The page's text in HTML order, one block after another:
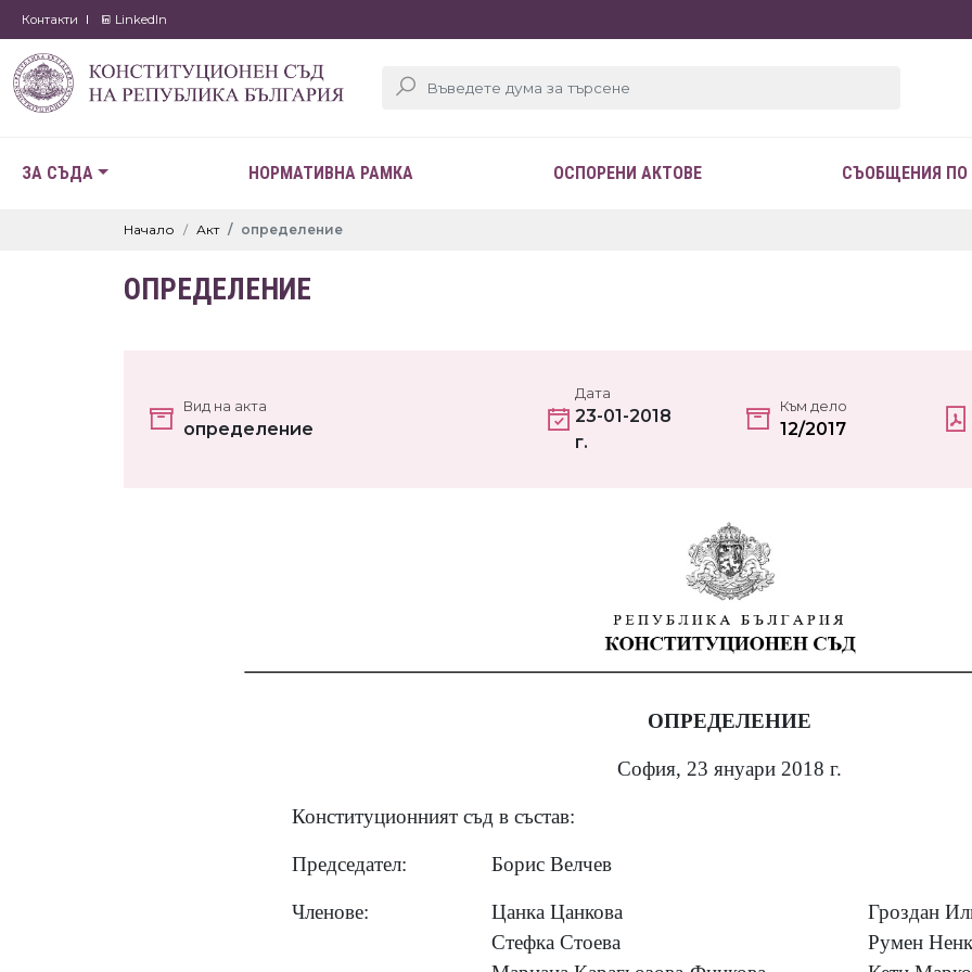
Контакти LinkedIn
ЗА СЪДА НОРМАТИВНА РАМКА ОСПОРЕНИ АКТОВЕ СЪОБЩЕНИЯ ПО
Начало Акт определение
ОПРЕДЕЛЕНИЕ
Вид на акта
определение
Дата
23-01-2018
г.
Към дело
12/2017
ОПРЕДЕЛЕНИЕ
София, 23 януари 2018 г.
Конституционният съд в състав:
Председател: Борис Велчев
Членове: Цанка Цанкова
Гроздан
Стефка Стоева
Румен